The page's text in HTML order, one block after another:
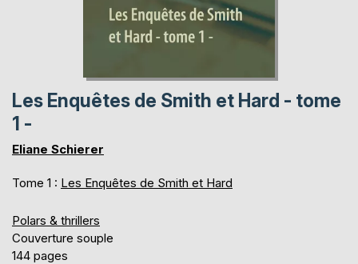
Les Enquêtes de Smith et Hard - tome
1 -
Eliane Schierer
Tome 1 : Les Enquêtes de Smith et Hard
Polars & thrillers
Couverture souple
144 pages